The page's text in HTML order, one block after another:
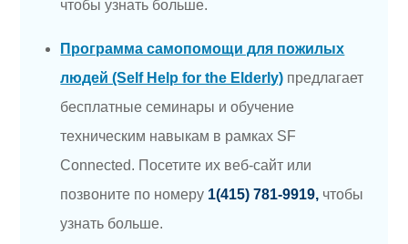
чтобы узнать больше.
Программа самопомощи для пожилых
людей (Self Help for the Elderly) предлагает
бесплатные семинары и обучение
техническим навыкам в рамках SF
Connected. Посетите их веб-сайт или
позвоните по номеру 1(415) 781-9919, чтобы
узнать больше.